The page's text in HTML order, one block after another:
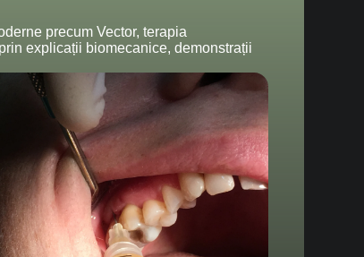
precum Vector, terapia
explicații biomecanice, demonstrații